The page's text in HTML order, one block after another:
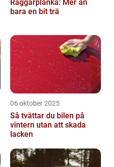
Raggarplanka: Mer än
bara en bit trä
06 oktober 2025
Så tvättar du bilen på
vintern utan att skada
lacken